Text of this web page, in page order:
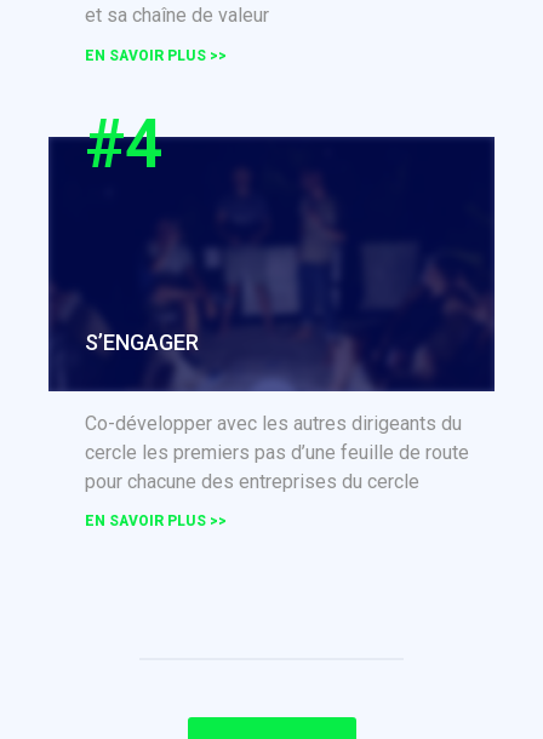
et sa chaîne de valeur
EN SAVOIR PLUS >>
#4
S’ENGAGER
Co-développer avec les autres dirigeants du
cercle les premiers pas d’une feuille de route
pour chacune des entreprises du cercle
EN SAVOIR PLUS >>